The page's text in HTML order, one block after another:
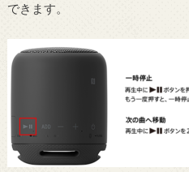
できます。